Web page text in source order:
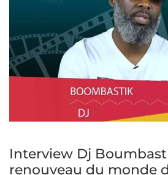
Interview Dj
renouveau du monde